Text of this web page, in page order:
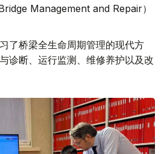
Management and Repair）
了桥梁全生命周期管理的现代方
诊断、运行监测、维修养护以及改